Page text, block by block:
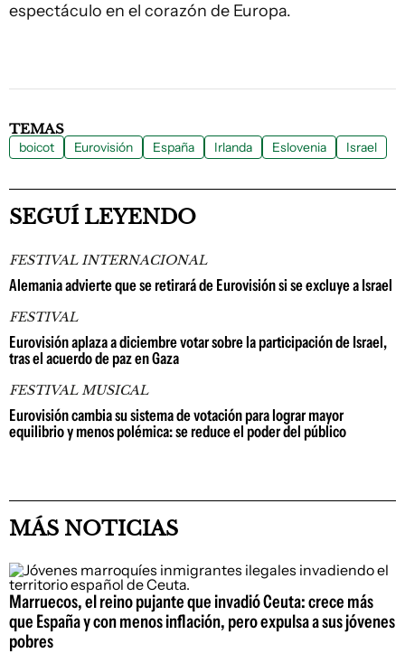
espectáculo en el corazón de Europa.
TEMAS
boicot Eurovisión España Irlanda Eslovenia Israel
SEGUÍ LEYENDO
FESTIVAL INTERNACIONAL
Alemania advierte que se retirará de Eurovisión si se excluye a Israel
FESTIVAL
Eurovisión aplaza a diciembre votar sobre la participación de Israel,
tras el acuerdo de paz en Gaza
FESTIVAL MUSICAL
Eurovisión cambia su sistema de votación para lograr mayor
equilibrio y menos polémica: se reduce el poder del público
MÁS NOTICIAS
Marruecos, el reino pujante que invadió Ceuta: crece más
que España y con menos inflación, pero expulsa a sus jóvenes
pobres